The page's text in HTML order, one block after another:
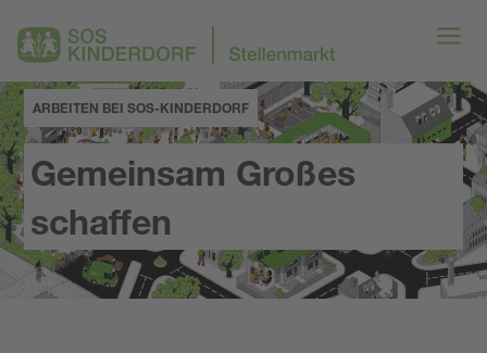
ARBEITEN BEI SOS-KINDERDORF
Gemeinsam Großes
schaffen